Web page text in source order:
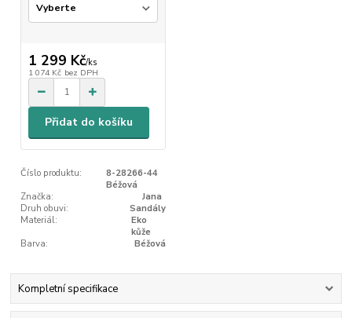
1 299 Kč/ks
1 074 Kč bez DPH
Přidat do košíku
Číslo produktu:
8-28266-44
Béžová
Značka:
Jana
Druh obuvi:
Sandály
Materiál:
Eko
kůže
Barva:
Béžová
Kompletní specifikace